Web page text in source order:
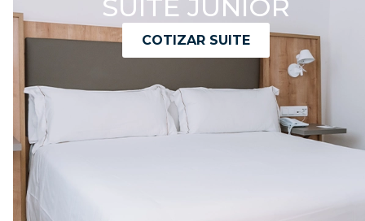
SUITE JUNIOR
COTIZAR SUITE